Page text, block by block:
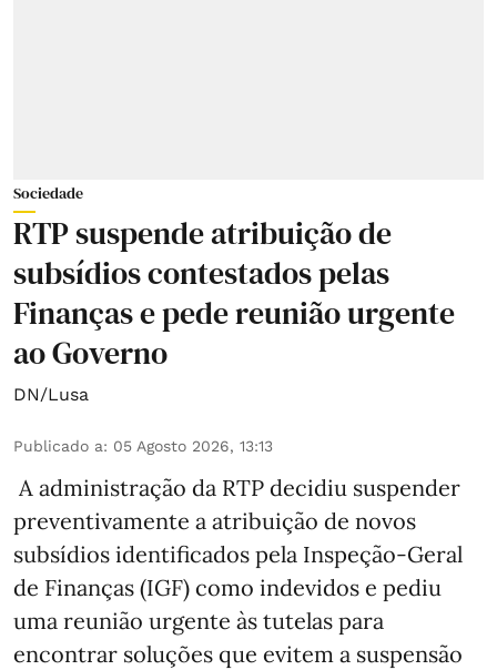
Sociedade
RTP suspende atribuição de
subsídios contestados pelas
Finanças e pede reunião urgente
ao Governo
DN/Lusa
Publicado a: 05 Agosto 2026, 13:13
A administração da RTP decidiu suspender
preventivamente a atribuição de novos
subsídios identificados pela Inspeção-Geral
de Finanças (IGF) como indevidos e pediu
uma reunião urgente às tutelas para
encontrar soluções que evitem a suspensão